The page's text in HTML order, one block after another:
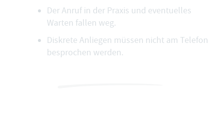
Der Anruf in der Praxis und eventuelles
Warten fallen weg.
Diskrete Anliegen müssen nicht am Telefon
besprochen werden.